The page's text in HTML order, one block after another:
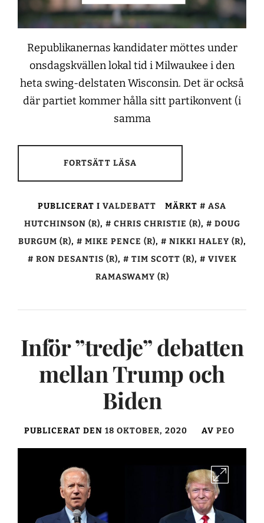
Republikanernas kandidater möttes under
onsdagskvällen lokal tid i Milwaukee i den
heta swing-delstaten Wisconsin. Det är också
där partiet kommer hålla sitt partikonvent (i
samma
FORTSÄTT LÄSA
PUBLICERAT I VALDEBATT MÄRKT
ASA
HUTCHINSON (R), CHRIS CHRISTIE (R),
DOUG
BURGUM (R), MIKE PENCE (R), NIKKI HALEY (R),
RON DESANTIS (R), TIM SCOTT (R),
VIVEK
RAMASWAMY (R)
Inför ”tredje” debatten
mellan Trump och
Biden
PUBLICERAT DEN 18 OKTOBER, 2020 AV PEO